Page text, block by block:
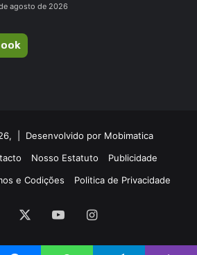
agosto de 2026
| Desenvolvido por Mobimatica
Nosso Estatuto
Publicidade
e Codições Politica de Privacidade
YouTubeInstagram